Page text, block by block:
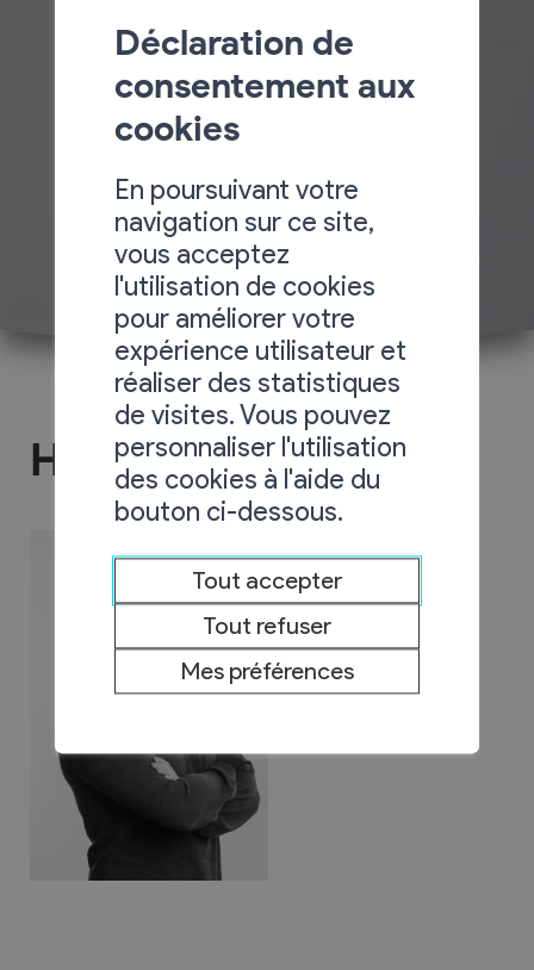
Helvetia assurances
Déclaration de
consentement aux
cookies
En poursuivant votre
navigation sur ce site,
vous acceptez
l'utilisation de cookies
pour améliorer votre
expérience utilisateur et
réaliser des statistiques
de visites. Vous pouvez
personnaliser l'utilisation
des cookies à l'aide du
bouton ci-dessous.
Tout accepter
Tout refuser
Mes préférences